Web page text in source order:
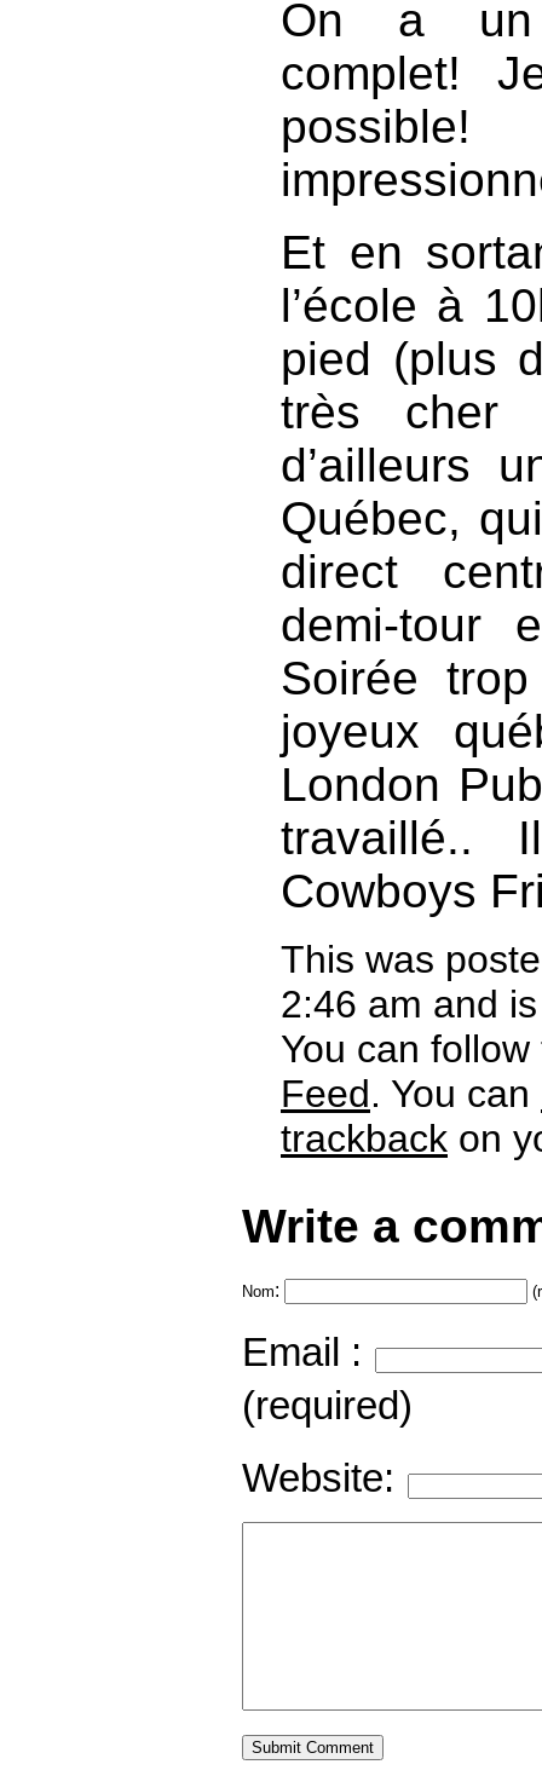
On a un
complet!
Et en
l’école à
pied (plus
très cher
d’ailleurs
Québec,
direct
demi-tour
Soirée
joyeux
London
travaillé..
Cowboys
This was
2:46 am and
You can
Feed. You can
trackback on
Write a
Nom:
Email :
(required)
Website: